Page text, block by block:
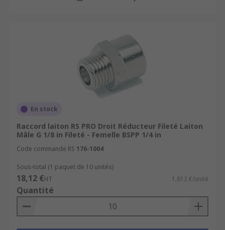
En stock
Raccord laiton RS PRO Droit Réducteur Fileté Laiton
Mâle G 1/8 in Fileté - Femelle BSPP 1/4 in
Code commande RS 176-1004
Sous-total (1 paquet de 10 unités)
18,12 €HT 1,812 €/unité
Quantité